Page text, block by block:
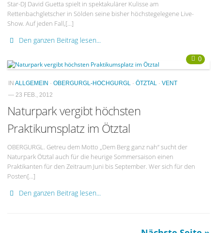
Star-DJ David Guetta spielt in spektakulärer Kulisse am
Rettenbachgletscher in Sölden seine bisher höchstegelegene Live-
Show. Auf jeden Fall,[…]
Den ganzen Beitrag lesen...
0
IN ALLGEMEIN · OBERGURGL-HOCHGURGL · ÖTZTAL · VENT
— 23 FEB., 2012
Naturpark vergibt höchsten
Praktikumsplatz im Ötztal
OBERGURGL. Getreu dem Motto „Dem Berg ganz nah“ sucht der
Naturpark Ötztal auch für die heurige Sommersaison einen
Praktikanten für den Zeitraum Juni bis September. Wer sich für den
Posten[…]
Den ganzen Beitrag lesen...